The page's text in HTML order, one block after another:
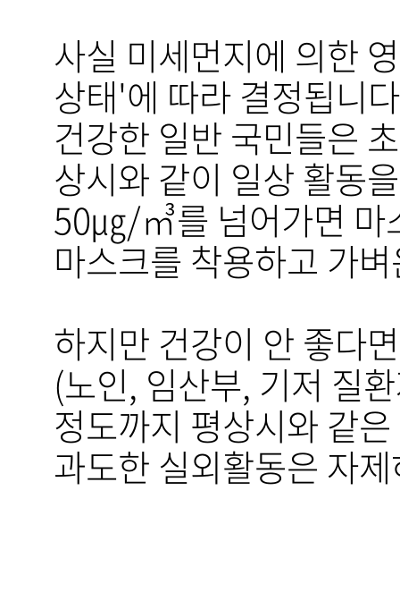
사실 미세먼지에 의한
상태'에 따라 결정됩니
건강한 일반 국민들은
상시와 같이 일상 활동
50㎍/㎥를 넘어가면
마스크를 착용하고 가
하지만 건강이 안 좋다
(노인, 임산부, 기저 질
정도까지 평상시와 같
과도한 실외활동은 자